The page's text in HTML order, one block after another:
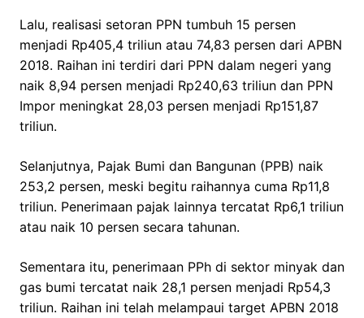
Lalu, realisasi setoran PPN tumbuh 15 persen
menjadi Rp405,4 triliun atau 74,83 persen dari APBN
2018. Raihan ini terdiri dari PPN dalam negeri yang
naik 8,94 persen menjadi Rp240,63 triliun dan PPN
Impor meningkat 28,03 persen menjadi Rp151,87
triliun.
Selanjutnya, Pajak Bumi dan Bangunan (PPB) naik
253,2 persen, meski begitu raihannya cuma Rp11,8
triliun. Penerimaan pajak lainnya tercatat Rp6,1 triliun
atau naik 10 persen secara tahunan.
Sementara itu, penerimaan PPh di sektor minyak dan
gas bumi tercatat naik 28,1 persen menjadi Rp54,3
triliun. Raihan ini telah melampaui target APBN 2018